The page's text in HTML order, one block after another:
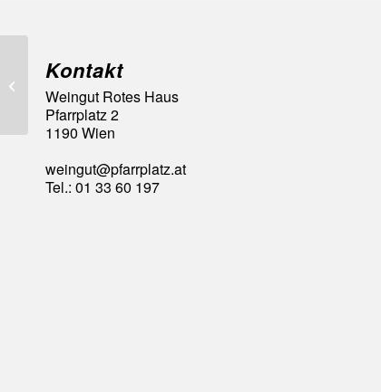
Kontakt
Weingut Rotes Haus
Pfarrplatz 2
1190 Wien
weingut@pfarrplatz.at
Tel.: 01 33 60 197